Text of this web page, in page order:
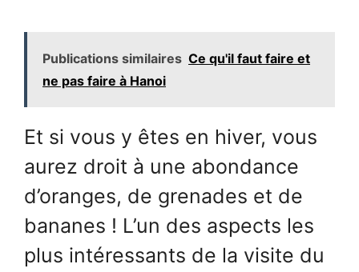
Publications similaires Ce qu'il faut faire et
ne pas faire à Hanoi
Et si vous y êtes en hiver, vous
aurez droit à une abondance
d’oranges, de grenades et de
bananes ! L’un des aspects les
plus intéressants de la visite du